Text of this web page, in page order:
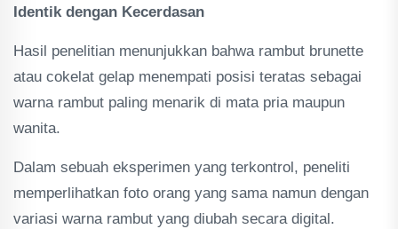
Identik dengan Kecerdasan
Hasil penelitian menunjukkan bahwa rambut brunette
atau cokelat gelap menempati posisi teratas sebagai
warna rambut paling menarik di mata pria maupun
wanita.
Dalam sebuah eksperimen yang terkontrol, peneliti
memperlihatkan foto orang yang sama namun dengan
variasi warna rambut yang diubah secara digital.